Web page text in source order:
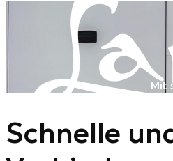
Mit
Schnelle